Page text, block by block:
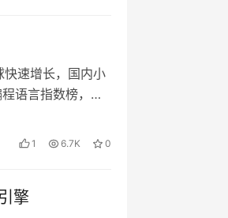
subA.pydef subAFun():
速增长，国内小
语言指数榜，
1 6.7K 0
擎